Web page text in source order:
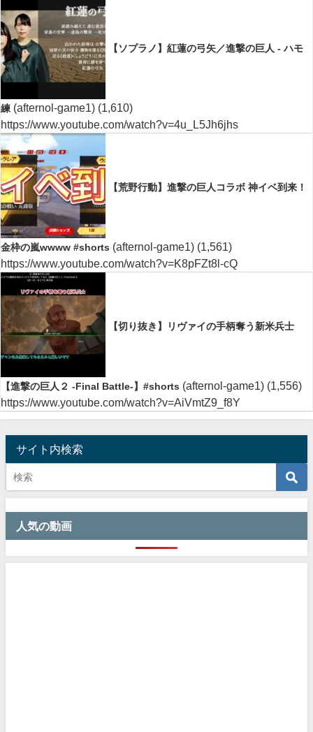
【ソプラノ】紅蓮の弓矢／進撃の巨人 - ハモ
練 (afternol-game1) (1,610)
https://www.youtube.com/watch?v=4u_L5Jh6jhs
【荒野行動】進撃の巨人コラボ 神イベ到来！
金枠の嵐wwww #shorts (afternol-game1) (1,561)
https://www.youtube.com/watch?v=K8pFZt8l-cQ
【切り抜き】リヴァイの手柄奪う新米兵士
【進撃の巨人２ -Final Battle-】#shorts (afternol-game1) (1,556)
https://www.youtube.com/watch?v=AiVmtZ9_f8Y
サイト内検索
人気の動画